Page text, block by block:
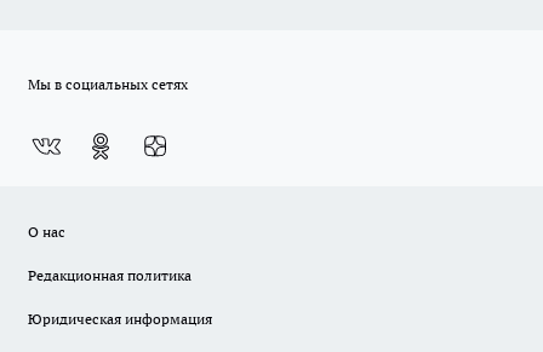
Мы в социальных сетях
О нас
Редакционная политика
Юридическая информация